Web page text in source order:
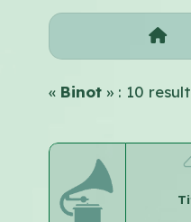
«Binot » : 10